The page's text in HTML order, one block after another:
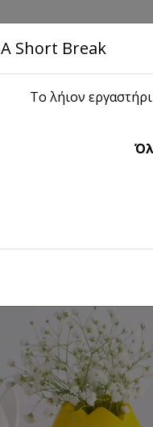
Αρχική
A Short Break
Το λήιον εργαστήρι